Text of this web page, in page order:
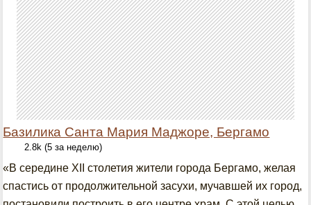
Базилика Санта Мария Маджоре, Бергамо
2.8k (5 за неделю)
«В середине XII столетия жители города Бергамо, желая
спастись от продолжительной засухи, мучавшей их город,